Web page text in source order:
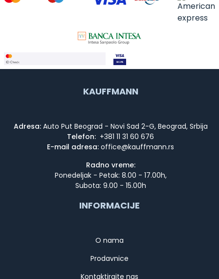
KAUFFMANN
Adresa:Auto Put Beograd - Novi Sad 2-G, Beograd, Srbija
Telefon: +381 11 31 60 676
E-mail adresa:
Radno vreme:
Ponedeljak - Petak: 8.00 - 17.00h,
Subota: 9.00 - 15.00h
INFORMACIJE
O nama
Prodavnice
Kontaktirajte nas